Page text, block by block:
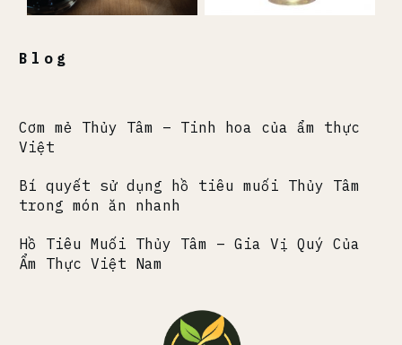
Blog
Cơm mẻ Thủy Tâm – Tinh hoa của ẩm thực
Việt
Bí quyết sử dụng hồ tiêu muối Thủy Tâm
trong món ăn nhanh
Hồ Tiêu Muối Thủy Tâm – Gia Vị Quý Của
Ẩm Thực Việt Nam